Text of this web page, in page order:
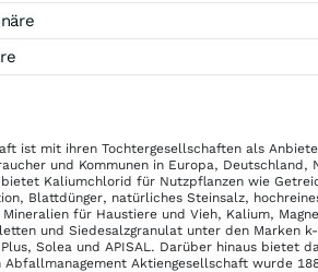
ist mit ihren Tochtergesellschaften als
und Kommunen in Europa,
Kaliumchlorid für Nutzpflanzen wie
Blattdünger, natürliches Steinsalz,
für Haustiere und Vieh, Kalium,
und Siedesalzgranulat unter den Marken k-
Solea und APISAL. Darüber hinaus bietet
Aktiengesellschaft wurde